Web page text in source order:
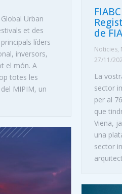
Urban
et des
líders
inversors,
el món. A
totes les
MIPIM, un
de
Noticies,
27/11/
La
sector
per al
que
Viena,
una
sector